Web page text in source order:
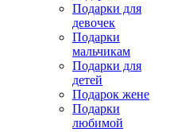
Подарки для
девочек
Подарки
мальчикам
Подарки для
детей
Подарок жене
Подарки
любимой